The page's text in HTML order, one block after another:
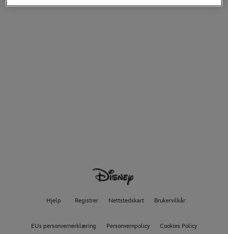
Hjelp Registrer Nettstedskart Brukervilkår
EUs personvernerklæring Personvernpolicy Cookies Policy